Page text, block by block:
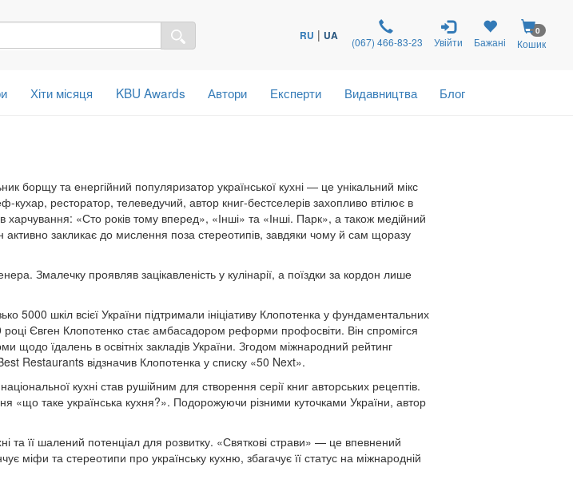
RU | UA (067) 466-83-23 Увійти Бажані
0
Кошик
Хіти місяця KBU Awards Автори Експерти Видавництва Блог
борщу та енергійний популяризатор української кухні — це унікальний мікс
ресторатор, телеведучий, автор книг-бестселерів захопливо втілює в
харчування: «Сто років тому вперед», «Інші» та «Інші. Парк», а також медійний
активно закликає до мислення поза стереотипів, завдяки чому й сам щоразу
Змалечку проявляв зацікавленість у кулінарії, а поїздки за кордон лише
5000 шкіл всієї України підтримали ініціативу Клопотенка у фундаментальних
Євген Клопотенко стає амбасадором реформи профосвіти. Він спромігся
щодо їдалень в освітніх закладів України. Згодом міжнародний рейтинг
Restaurants відзначив Клопотенка у списку «50 Next».
кухні став рушійним для створення серії книг авторських рецептів.
«що таке українська кухня?». Подорожуючи різними куточками України, автор
та її шалений потенціал для розвитку. «Святкові страви» — це впевнений
міфи та стереотипи про українську кухню, збагачує її статус на міжнародній